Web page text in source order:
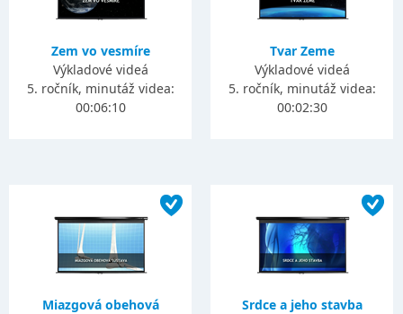
Zem vo vesmíre
Výkladové videá
5. ročník, minutáž videa:
00:06:10
Tvar Zeme
Výkladové videá
5. ročník, minutáž videa:
00:02:30
Miazgová obehová
Srdce a jeho stavba